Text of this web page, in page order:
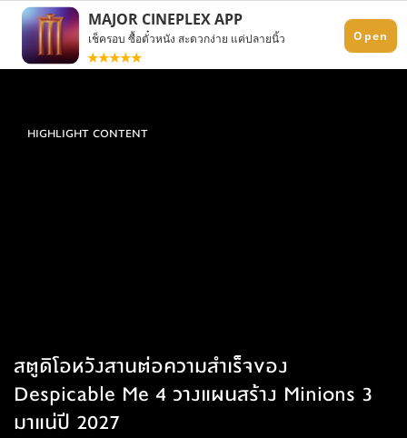
HIGHLIGHT CONTENT
สตูดิโอหวังสานต่อความสำเร็จของ
Despicable Me 4 วางแผนสร้าง Minions 3
มาแน่ปี 2027